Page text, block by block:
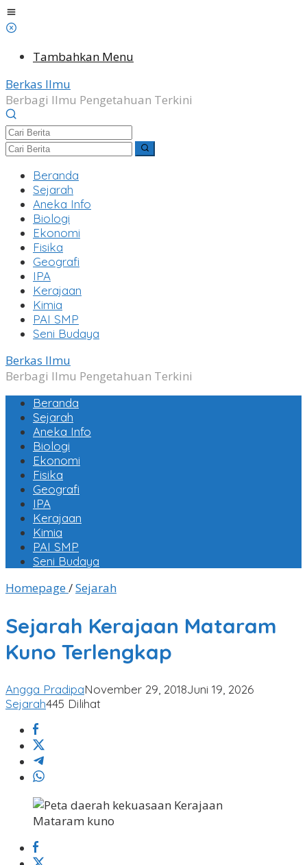
Lewati
ke
Tambahkan Menu
Berkas Ilmu
Berbagi Ilmu Pengetahuan Terkini
Beranda
Sejarah
Aneka Info
Biologi
Ekonomi
Fisika
Geografi
IPA
Kerajaan
Kimia
PAI SMP
Seni Budaya
Berkas Ilmu
Berbagi Ilmu Pengetahuan Terkini
Beranda
Sejarah
Aneka Info
Biologi
Ekonomi
Fisika
Geografi
IPA
Kerajaan
Kimia
PAI SMP
Seni Budaya
Homepage/SejarahSejarah
Mataram
Kuno
Terlengkap
Sejarah Kerajaan Mataram
Kuno Terlengkap
Angga PradipaNovember 29, 2018Juni 19, 2026
Sejarah445 Dilihat